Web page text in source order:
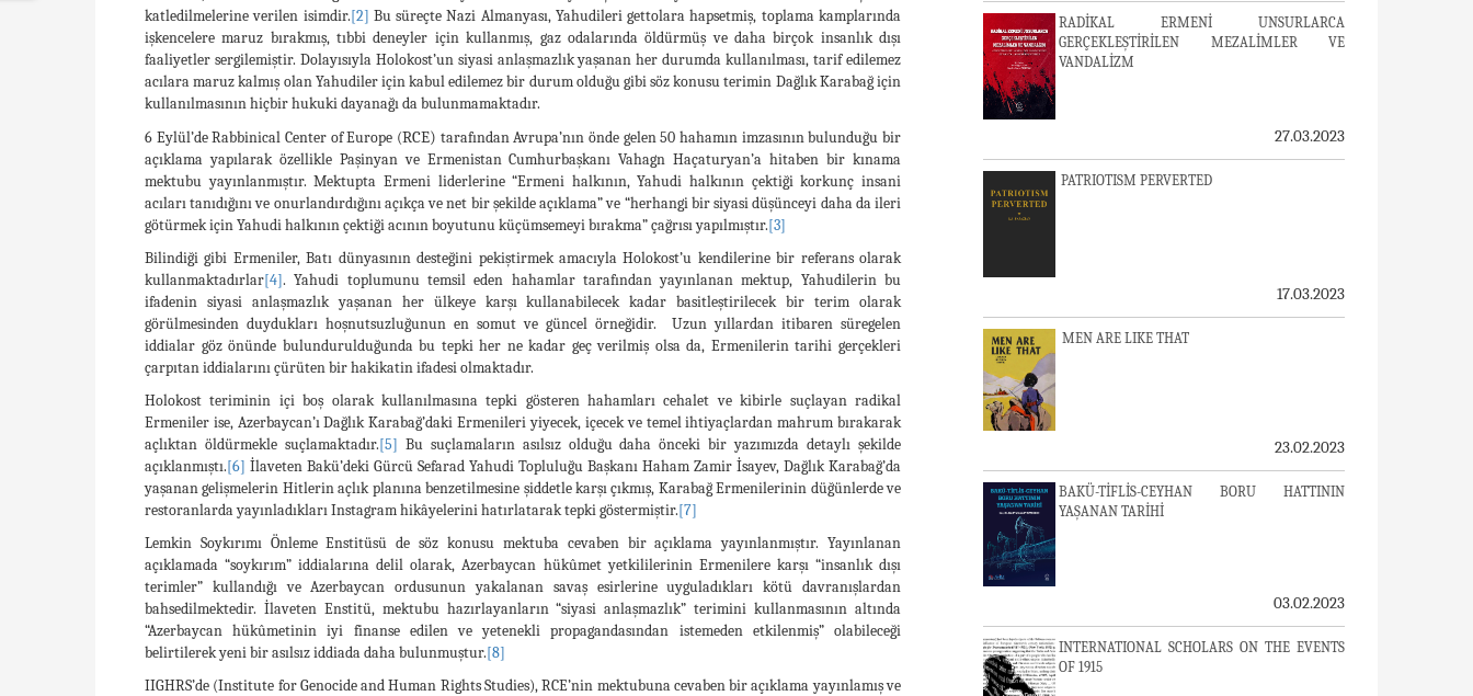
katledilmelerine verilen isimdir.[2] Bu süreçte Nazi Almanyası, Yahudileri gettolara hapsetmiş, toplama kamplarında
işkencelere maruz bırakmış, tıbbi deneyler için kullanmış, gaz odalarında öldürmüş ve daha birçok insanlık dışı
faaliyetler sergilemiştir. Dolayısıyla Holokost’un siyasi anlaşmazlık yaşanan her durumda kullanılması, tarif edilemez
acılara maruz kalmış olan Yahudiler için kabul edilemez bir durum olduğu gibi söz konusu terimin Dağlık Karabağ için
kullanılmasının hiçbir hukuki dayanağı da bulunmamaktadır.
6 Eylül’de Rabbinical Center of Europe (RCE) tarafından Avrupa’nın önde gelen 50 hahamın imzasının bulunduğu bir
açıklama yapılarak özellikle Paşinyan ve Ermenistan Cumhurbaşkanı Vahagn Haçaturyan’a hitaben bir kınama
mektubu yayınlanmıştır. Mektupta Ermeni liderlerine “Ermeni halkının, Yahudi halkının çektiği korkunç insani
acıları tanıdığını ve onurlandırdığını açıkça ve net bir şekilde açıklama” ve “herhangi bir siyasi düşünceyi daha da ileri
götürmek için Yahudi halkının çektiği acının boyutunu küçümsemeyi bırakma” çağrısı yapılmıştır.[3]
Bilindiği gibi Ermeniler, Batı dünyasının desteğini pekiştirmek amacıyla Holokost’u kendilerine bir referans olarak
kullanmaktadırlar[4]. Yahudi toplumunu temsil eden hahamlar tarafından yayınlanan mektup, Yahudilerin bu
ifadenin siyasi anlaşmazlık yaşanan her ülkeye karşı kullanabilecek kadar basitleştirilecek bir terim olarak
görülmesinden duydukları hoşnutsuzluğunun en somut ve güncel örneğidir. Uzun yıllardan itibaren süregelen
iddialar göz önünde bulundurulduğunda bu tepki her ne kadar geç verilmiş olsa da, Ermenilerin tarihi gerçekleri
çarpıtan iddialarını çürüten bir hakikatin ifadesi olmaktadır.
Holokost teriminin içi boş olarak kullanılmasına tepki gösteren hahamları cehalet ve kibirle suçlayan radikal
Ermeniler ise, Azerbaycan’ı Dağlık Karabağ’daki Ermenileri yiyecek, içecek ve temel ihtiyaçlardan mahrum bırakarak
açlıktan öldürmekle suçlamaktadır.[5] Bu suçlamaların asılsız olduğu daha önceki bir yazımızda detaylı şekilde
açıklanmıştı.[6] İlaveten Bakü’deki Gürcü Sefarad Yahudi Topluluğu Başkanı Haham Zamir İsayev, Dağlık Karabağ’da
yaşanan gelişmelerin Hitlerin açlık planına benzetilmesine şiddetle karşı çıkmış, Karabağ Ermenilerinin düğünlerde ve
restoranlarda yayınladıkları Instagram hikâyelerini hatırlatarak tepki göstermiştir.[7]
Lemkin Soykırımı Önleme Enstitüsü de söz konusu mektuba cevaben bir açıklama yayınlanmıştır. Yayınlanan
açıklamada “soykırım” iddialarına delil olarak, Azerbaycan hükûmet yetkililerinin Ermenilere karşı “insanlık dışı
terimler” kullandığı ve Azerbaycan ordusunun yakalanan savaş esirlerine uyguladıkları kötü davranışlardan
bahsedilmektedir. İlaveten Enstitü, mektubu hazırlayanların “siyasi anlaşmazlık” terimini kullanmasının altında
“Azerbaycan hükûmetinin iyi finanse edilen ve yetenekli propagandasından istemeden etkilenmiş” olabileceği
belirtilerek yeni bir asılsız iddiada daha bulunmuştur.[8]
IIGHRS’de (Institute for Genocide and Human Rights Studies), RCE’nin mektubuna cevaben bir açıklama yayınlamış ve
RADİKAL ERMENİ UNSURLARCA
GERÇEKLEŞTİRİLEN MEZALİMLER VE
VANDALİZM
27.03.2023
PATRIOTISM PERVERTED
17.03.2023
MEN ARE LIKE THAT
23.02.2023
BAKÜ-TİFLİS-CEYHAN BORU HATTININ
YAŞANAN TARİHİ
03.02.2023
INTERNATIONAL SCHOLARS ON THE EVENTS
OF 1915